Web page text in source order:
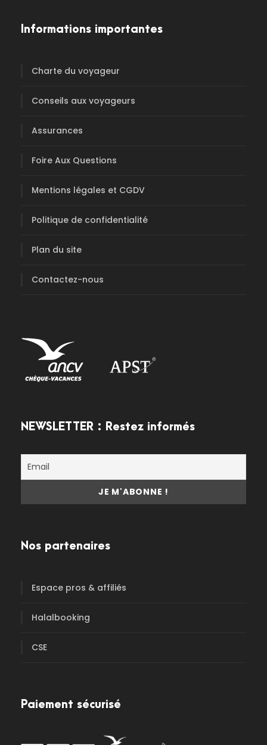
Informations importantes
Charte du voyageur
Conseils aux voyageurs
Assurances
Foire Aux Questions
Mentions légales et CGDV
Politique de confidentialité
Plan du site
Contactez-nous
NEWSLETTER : Restez informés
Nos partenaires
Espace pros & affiliés
Halalbooking
CSE
Paiement sécurisé